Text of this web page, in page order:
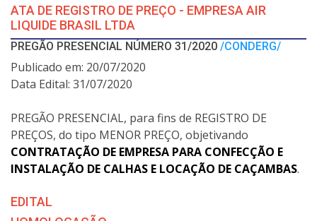
ATA DE REGISTRO DE PREÇO - EMPRESA AIR
LIQUIDE BRASIL LTDA
PREGÃO PRESENCIAL NÚMERO 31/2020 /CONDERG/
Publicado em: 20/07/2020
Data Edital: 31/07/2020
PREGÃO PRESENCIAL, para fins de REGISTRO DE
PREÇOS, do tipo MENOR PREÇO, objetivando
CONTRATAÇÃO DE EMPRESA PARA CONFECÇÃO E
INSTALAÇÃO DE CALHAS E LOCAÇÃO DE CAÇAMBAS.
EDITAL